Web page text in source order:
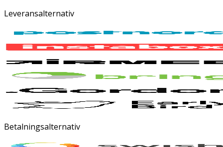
Leveransalternativ
Betalningsalternativ